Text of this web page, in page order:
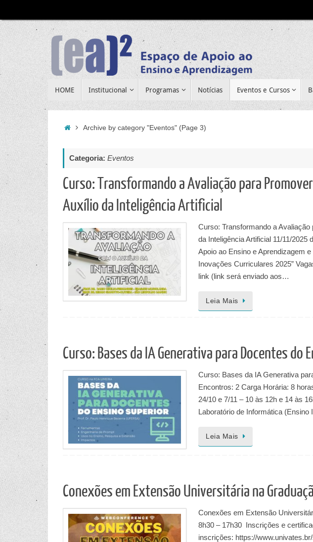
para
conteúdo
para
conteúdo
HOME Institucional Programas Notícias Eventos e Cursos
HomeArchive by category "Eventos"(Page 3)
Categoria: Eventos
Curso: Transformando a Avaliação para
Auxílio da Inteligência Artificial
Curso: Transformando a
da Inteligência Artificial 11/11/
Apoio ao Ensino e Aprendizagem
Inovações Curriculares 2025”
link (link será enviado aos…
Leia Mais
Curso: Bases da IA Generativa para Docentes do
Curso: Bases da IA Generativa
Encontros: 2 Carga Horária: 8
24/10 e 7/11 – 10 às 12h e 14 às
Laboratório de Informática
Leia Mais
Conexões em Extensão Universitária na
Conexões em Extensão
8h30 – 17h30 Inscrições e
inscrições: https://